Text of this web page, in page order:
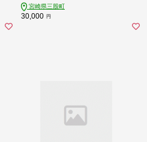
ダ パスタ ピザ パーティー おつまみ
グルメ アレンジ おしゃれ【MI614-p
l】【株式会社プラス】
宮崎県三股町
30,000 円